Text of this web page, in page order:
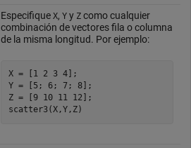
Especifique X, Yy Zcomo cualquier
combinación de vectores fila o columna
de la misma longitud. Por ejemplo:
X = [1 2 3 4];
Y = [5; 6; 7; 8];
Z = [9 10 11 12];
scatter3(X,Y,Z)